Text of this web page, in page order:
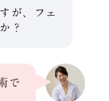
が、フェ
？
で